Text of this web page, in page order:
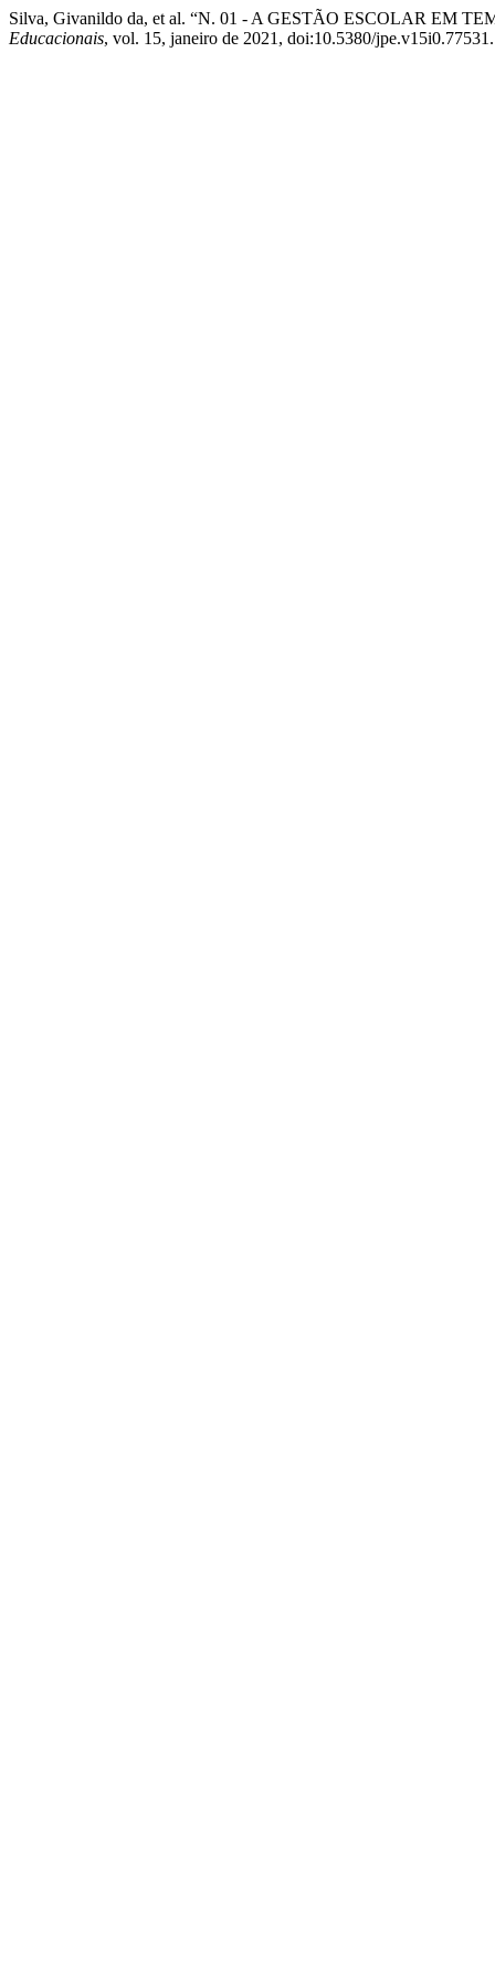
Silva, Givanildo da, et al. “N. 01 - A GESTÃO ESCOLAR EM
Educacionais, vol. 15, janeiro de 2021, doi:10.5380/jpe.v15i0.77531.